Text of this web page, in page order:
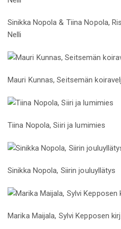
Sinikka Nopola & Tiina Nopola,
Nelli
Mauri Kunnas, Seitsemän
Tiina Nopola, Siiri ja lumimies
Sinikka Nopola, Siirin jouluyllätys
Marika Maijala, Sylvi Kepposen